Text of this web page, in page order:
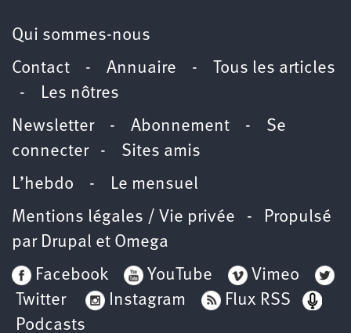
Qui sommes-nous
Contact - Annuaire -
Tous les articles
- Les nôtres
Newsletter- Abonnement - Se
connecter- Sites amis
L’hebdo - Le mensuel
Mentions légales / Vie privée - Propulsé
par Drupal et Omega
Facebook
YouTube
Vimeo
Twitter
Instagram
Flux RSS
Podcasts